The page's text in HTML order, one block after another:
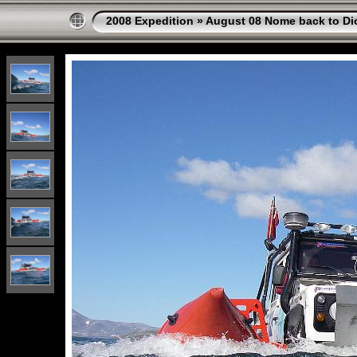
2008 Expedition »August 08 Nome back to